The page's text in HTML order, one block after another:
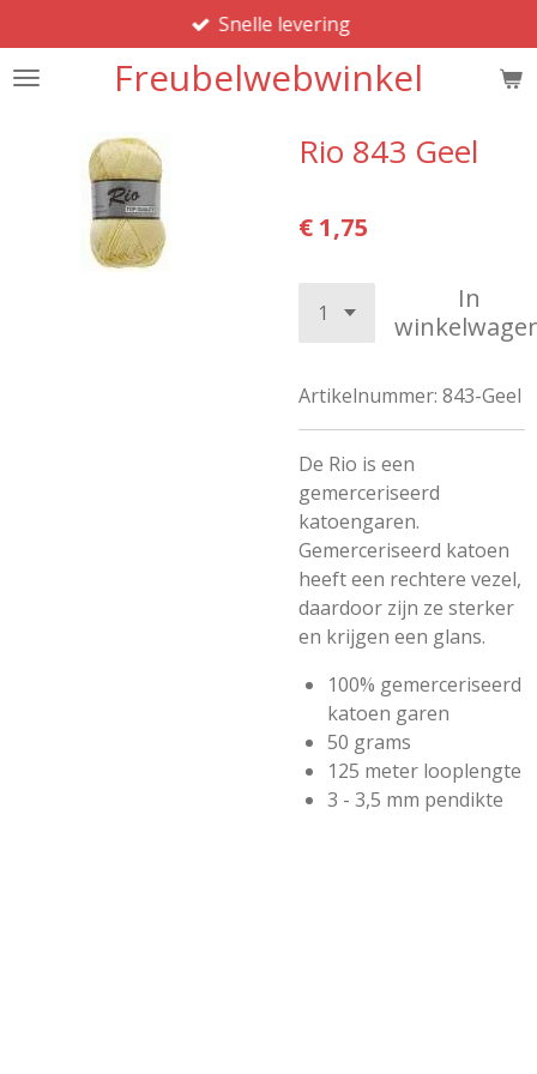
direct
naar
hoofdinhoud
Freubelwebwinkel
Snelle levering
Rio 843 Geel
€ 1,75
In
Artikelnummer: 843-Geel
De Rio is een
gemerceriseerd
katoengaren.
Gemerceriseerd katoen
heeft een rechtere vezel,
daardoor zijn ze sterker
en krijgen een glans.
100% gemerceriseerd
katoen garen
50 grams
125 meter looplengte
3 - 3,5 mm pendikte